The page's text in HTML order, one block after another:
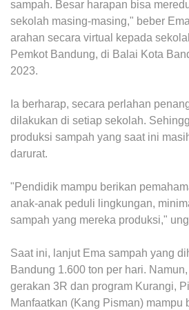
sampah. Besar harapan bisa
sekolah masing-masing," beber
arahan secara virtual kepada
Pemkot Bandung, di Balai Kota
2023.
Ia berharap, secara perlahan
dilakukan di setiap sekolah.
produksi sampah yang saat ini
darurat.
"Pendidik mampu berikan
anak-anak peduli lingkungan,
sampah yang mereka produksi,"
Saat ini, lanjut Ema sampah yang
Bandung 1.600 ton per hari.
gerakan 3R dan program Kurangi,
Manfaatkan (Kang Pisman) mampu